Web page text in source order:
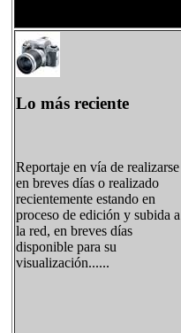
Lo más reciente
Reportaje en vía de realizarse
en breves días o realizado
recientemente estando en
proceso de edición y subida a
la red, en breves días
disponible para su
visualización......